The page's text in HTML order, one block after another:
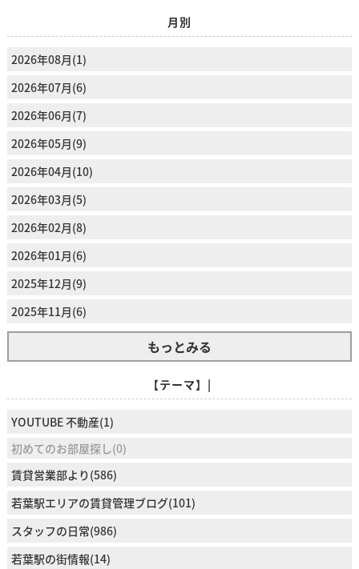
月別
2026年08月(1)
2026年07月(6)
2026年06月(7)
2026年05月(9)
2026年04月(10)
2026年03月(5)
2026年02月(8)
2026年01月(6)
2025年12月(9)
2025年11月(6)
もっとみる
【テーマ】|
YOUTUBE 不動産(1)
初めてのお部屋探し(0)
賃貸営業部より(586)
若葉駅エリアの賃貸管理ブログ(101)
スタッフの日常(986)
若葉駅の街情報(14)